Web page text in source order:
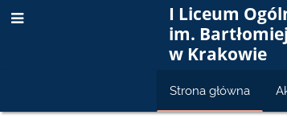
I Liceum
im.
w Krakowie
Strona główna